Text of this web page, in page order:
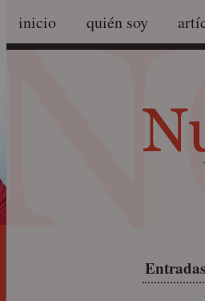
inicio quién soy